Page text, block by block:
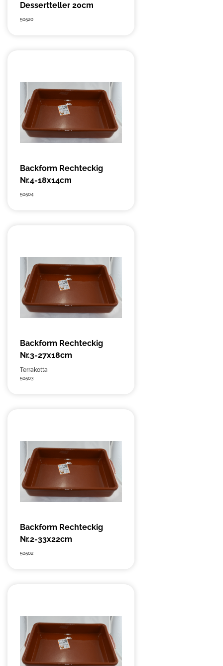
Dessertteller 20cm
50520
Backform Rechteckig
Nr.4-18x14cm
50504
Backform Rechteckig
Nr.3-27x18cm
Terrakotta
50503
Backform Rechteckig
Nr.2-33x22cm
50502